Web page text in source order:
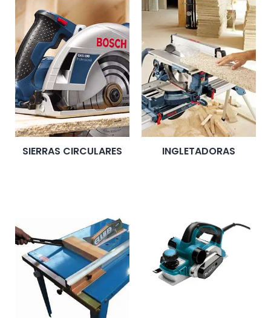
SIERRAS CIRCULARES INGLETADORAS